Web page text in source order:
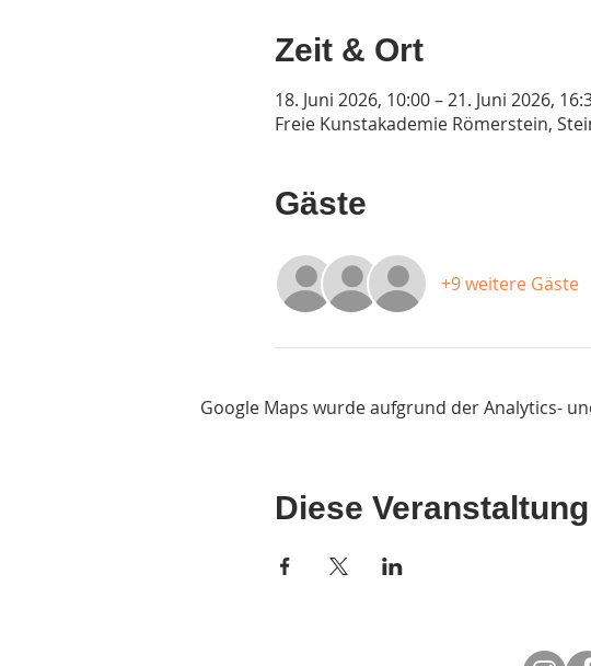
Zeit & Ort
18. Juni 2026, 10:00 – 21. Juni 2026,
Freie Kunstakademie Römerstein,
Gäste
+9 weitere Gäste
Google Maps wurde aufgrund der Analytics-
Diese